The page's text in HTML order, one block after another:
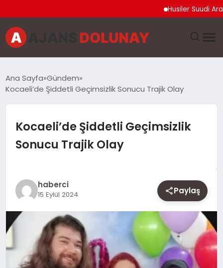
Husiler Suudi
EKONOMI
GENEL
MAGAZIN
SAĞLIK
SIYASET
Ana Sayfa Gündem
Kocaeli’de Şiddetli Geçimsizlik Sonucu Trajik Olay
Kocaeli’de Şiddetli Geçimsizlik
Sonucu Trajik Olay
haberci
15 Eylül 2024 Paylaş